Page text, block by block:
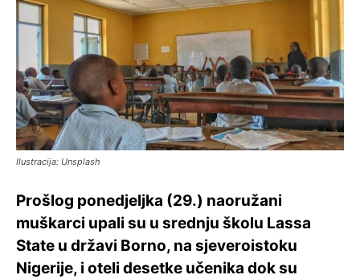
Ilustracija: Unsplash
Prošlog ponedjeljka (29.) naoružani
muškarci upali su u srednju školu Lassa
State u državi Borno, na sjeveroistoku
Nigerije, i oteli desetke učenika dok su